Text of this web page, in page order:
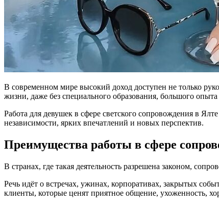
В современном мире высокий доход доступен не только
жизни, даже без специального образования, большого
Работа для девушек в сфере светского сопровождения в
независимости, ярких впечатлений и новых перспектив.
Преимущества работы в сфере
В странах, где такая деятельность разрешена законом,
Речь идёт о встречах, ужинах, корпоративах, закрытых
клиенты, которые ценят приятное общение, ухоженность,